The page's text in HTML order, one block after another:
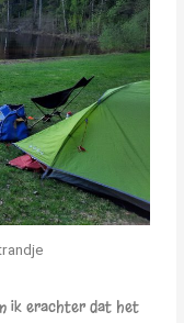
ik erachter dat het